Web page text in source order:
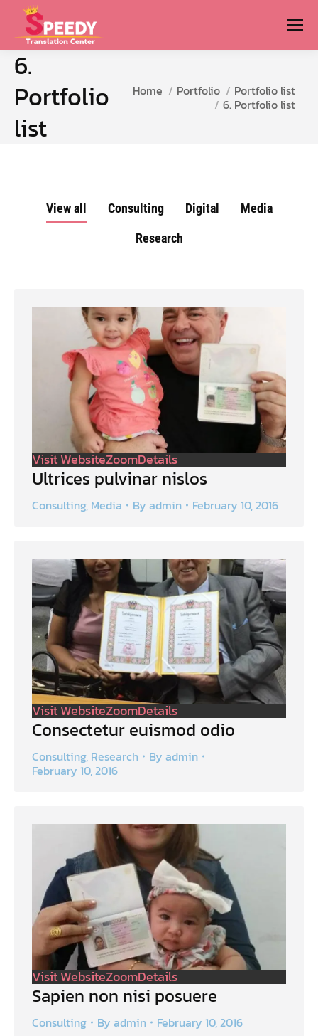
6.
Portfolio
list
You are here:
Home Portfolio
Portfolio list
6. Portfolio list
View all Consulting Digital
Media
Research
Visit WebsiteZoomDetails
Ultrices pulvinar nislos
Consulting, Media By admin February 10, 2016
Visit WebsiteZoomDetails
Consectetur euismod odio
Consulting, Research By admin
February 10, 2016
Visit WebsiteZoomDetails
Sapien non nisi posuere
Consulting By admin February 10, 2016